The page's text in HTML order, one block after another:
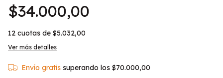
$34.000,00
12 cuotas de $5.032,00
Ver más detalles
Envío gratis superando los $70.000,00